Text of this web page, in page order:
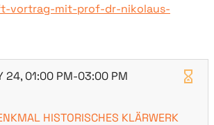
vortrag-mit-prof-dr-nikolaus-
24, 01:00 PM-03:00 PM
HISTORISCHES KLÄRWERK